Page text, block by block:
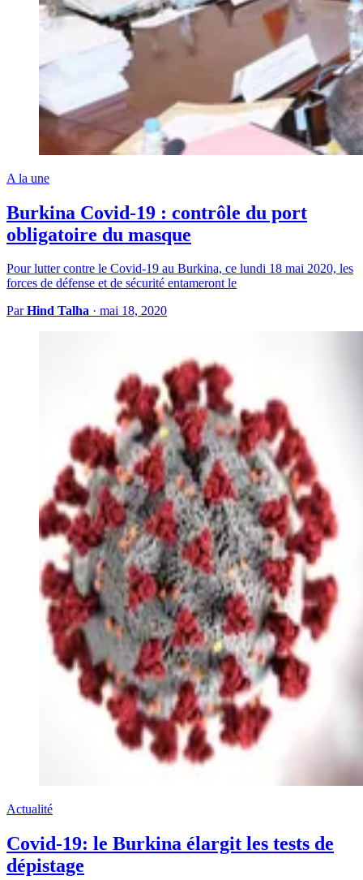
A la une
Burkina Covid-19 : contrôle du port
obligatoire du masque
Pour lutter contre le Covid-19 au Burkina, ce lundi 18 mai 2020, les
forces de défense et de sécurité entameront le
ParHind Talha · mai 18, 2020
Actualité
Covid-19: le Burkina élargit les tests de
dépistage